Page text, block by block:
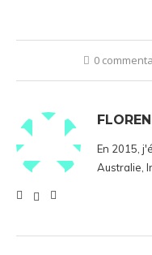
0
En 2015,
Australie,